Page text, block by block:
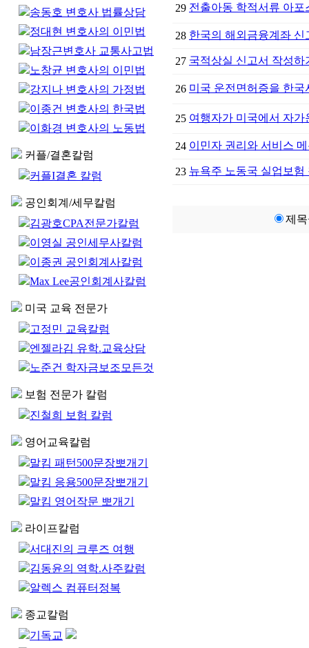
송동호 변호사 법률상담
정대현 변호사의 이민법
남장근변호사 교통사고법
노창균 변호사의 이민법
강지나 변호사의 가정법
이종건 변호사의 한국법
이화경 변호사의 노동법
커플/결혼칼럼
커플I결혼 칼럼
공인회계/세무칼럼
김광호CPA전문가칼럼
이영실 공인세무사칼럼
이종권 공인회계사칼럼
Max Lee공인회계사칼럼
미국 교육 전문가
고정민 교육칼럼
엔젤라김 유학.교육상담
노준건 학자금보조모든것
보험 전문가 칼럼
진철희 보험 칼럼
영어교육칼럼
말킴 패턴500문장뽀개기
말킴 응용500문장뽀개기
말킴 영어작문 뽀개기
라이프칼럼
서대진의 크루즈 여행
김동윤의 역학.사주칼럼
알렉스 컴퓨터정복
종교칼럼
기독교
29 전출아동 학적서류 아
28 한국의 해외금융계좌 신
27 국적상실 신고서 작성
26 미국 운전면허증을 한
25 여행자가 미국에서 자
24 이민자 권리와 서비스 메
23 뉴욕주 노동국 실업보
제